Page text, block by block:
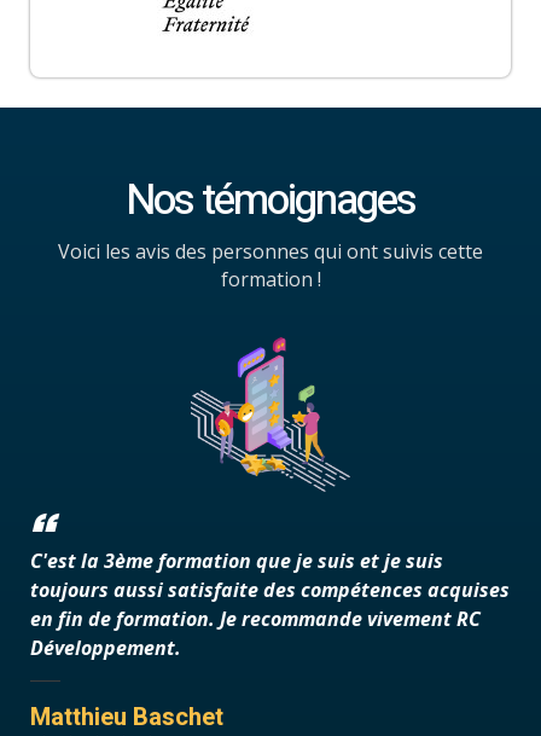
Nos témoignages
Voici les avis des personnes qui ont suivis cette
formation !
C'est la 3ème formation que je suis et je suis
toujours aussi satisfaite des compétences acquises
en fin de formation. Je recommande vivement RC
Développement.
Matthieu Baschet